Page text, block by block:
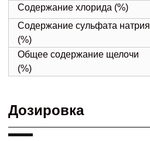
Содержание хлорида (%)
Содержание сульфата натрия
(%)
Общее содержание щелочи
(%)
Дозировка